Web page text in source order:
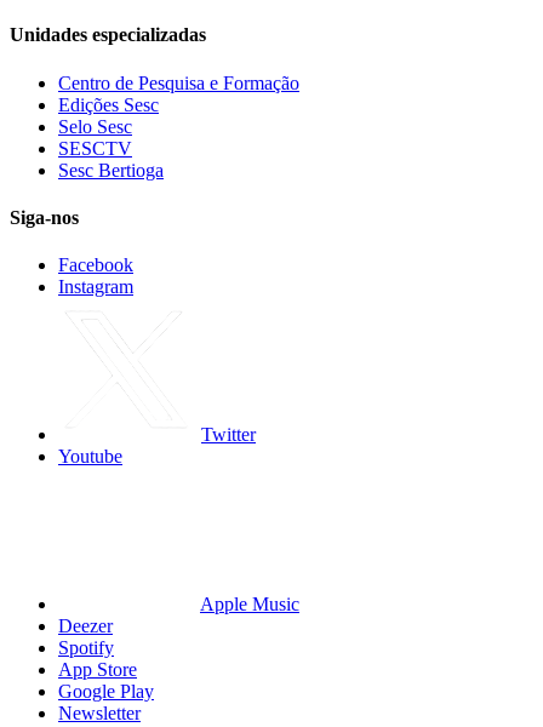
Unidades especializadas
Centro de Pesquisa e Formação
Edições Sesc
Selo Sesc
SESCTV
Sesc Bertioga
Siga-nos
Facebook
Instagram
Twitter
Youtube
Apple Music
Deezer
Spotify
App Store
Google Play
Newsletter